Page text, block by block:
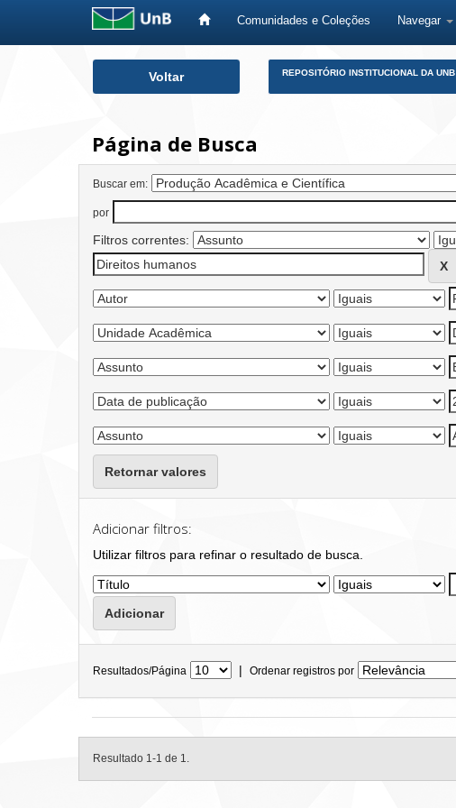
Comunidades e Coleções Navegar
Voltar REPOSITÓRIO INSTITUCIONAL DA UNB
Página de Busca
Buscar em:
por
Filtros correntes:
Retornar valores
Adicionar filtros:
Utilizar filtros para refinar o resultado de busca.
Resultados/Página | Ordenar registros por
Resultado 1-1 de 1.